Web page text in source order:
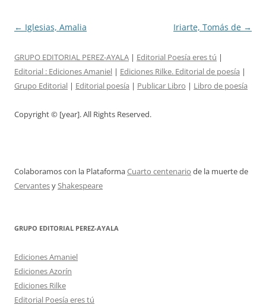
Post
← Iglesias, Amalia Iriarte, Tomás de →
GRUPO EDITORIAL PEREZ-AYALA | Editorial Poesía eres tú |
Editorial : Ediciones Amaniel | Ediciones Rilke. Editorial de poesía |
Grupo Editorial | Editorial poesía | Publicar Libro | Libro de poesía
Copyright © [year]. All Rights Reserved.
Colaboramos con la PlataformaCuarto centenario de la muerte de
CervantesyShakespeare
GRUPO EDITORIAL PEREZ-AYALA
Ediciones Amaniel
Ediciones Azorín
Ediciones Rilke
Editorial Poesía eres tú